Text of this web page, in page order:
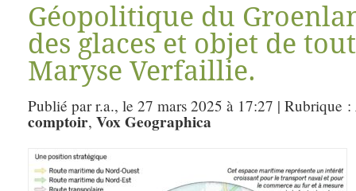
Géopolitique du
des glaces et objet de
Maryse Verfaillie.
Publié par r.a., le 27 mars 2025 à 17:27 | Rubrique :
comptoir, Vox Geographica